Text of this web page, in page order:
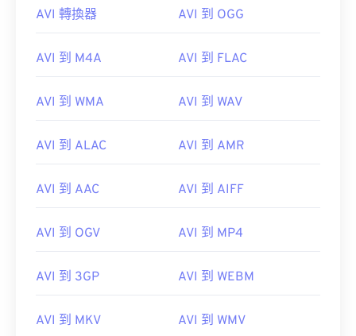
AVI 轉換器 AVI 到 OGG
AVI 到 M4A AVI 到 FLAC
AVI 到 WMA AVI 到 WAV
AVI 到 ALAC AVI 到 AMR
AVI 到 AAC AVI 到 AIFF
AVI 到 OGV AVI 到 MP4
AVI 到 3GP AVI 到 WEBM
AVI 到 MKV AVI 到 WMV